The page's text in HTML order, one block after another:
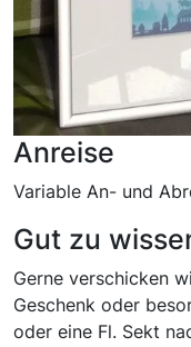
Anreise
Variable An- und
Gut zu
Gerne verschicken
Geschenk oder
oder eine Fl. Sekt